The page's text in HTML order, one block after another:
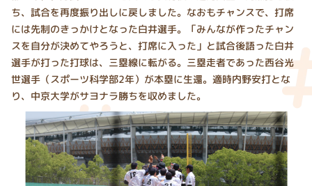
ち、試合を再度振り出しに戻しました。なおもチャンスで、打席
には先制のきっかけとなった白井選手。「みんなが作ったチャン
スを自分が決めてやろうと、打席に入った」と試合後語った白井
選手が打った打球は、三塁線に転がる。三塁走者であった西谷光
世選手（スポーツ科学部2年）が本塁に生還。適時内野安打とな
り、中京大学がサヨナラ勝ちを収めました。